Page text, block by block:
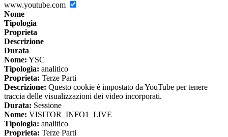
www.youtube.com
Nome
Tipologia
Proprieta
Descrizione
Durata
Nome: YSC
Tipologia: analitico
Proprieta: Terze Parti
Descrizione: Questo cookie è impostato da YouTube per tenere
traccia delle visualizzazioni dei video incorporati.
Durata: Sessione
Nome: VISITOR_INFO1_LIVE
Tipologia: analitico
Proprieta: Terze Parti